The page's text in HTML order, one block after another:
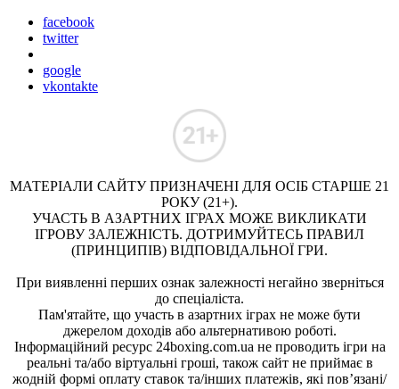
facebook
twitter
google
vkontakte
МАТЕРІАЛИ САЙТУ ПРИЗНАЧЕНІ ДЛЯ ОСІБ СТАРШЕ 21
РОКУ (21+).
УЧАСТЬ В АЗАРТНИХ ІГРАХ МОЖЕ ВИКЛИКАТИ
ІГРОВУ ЗАЛЕЖНІСТЬ. ДОТРИМУЙТЕСЬ ПРАВИЛ
(ПРИНЦИПІВ) ВІДПОВІДАЛЬНОЇ ГРИ.
При виявленні перших ознак залежності негайно зверніться
до спеціаліста.
Пам'ятайте, що участь в азартних іграх не може бути
джерелом доходів або альтернативою роботі.
Інформаційний ресурс 24boxing.com.ua не проводить ігри на
реальні та/або віртуальні гроші, також сайт не приймає в
жодній формі оплату ставок та/інших платежів, які пов’язані/